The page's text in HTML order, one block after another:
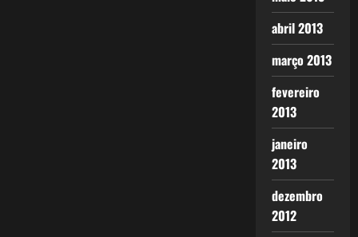
abril 2013
março 2013
fevereiro
2013
janeiro
2013
dezembro
2012